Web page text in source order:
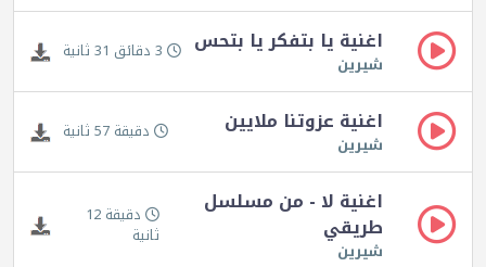
اغنية يا بتفكر يا بتحس
شيرين 3 دقائق 31 ثانية
اغنية عزوتنا ملايين
شيرين دقيقة 57 ثانية
اغنية لا - من مسلسل
طريقي
شيرين
دقيقة 12
ثانية